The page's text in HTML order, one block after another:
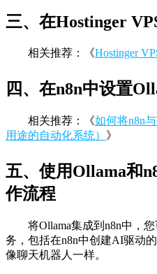
三、在Hostinger
相关推荐：《Hostinger
四、在n8n中设置
相关推荐：《如何将n8n
用途的自动化系统） 》
五、使用Ollama和
作流程
将Ollama集成到n8n中，
务，包括在n8n中创建AI驱动
像聊天机器人一样。